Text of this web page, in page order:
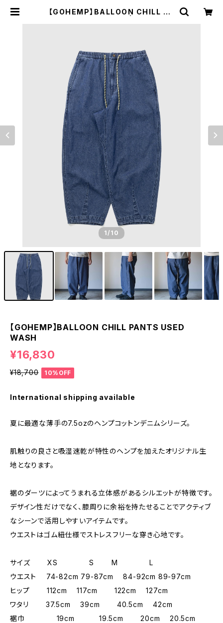
【GOHEMP】BALLOON CHILL PA
1/10
【GOHEMP】BALLOON CHILL PANTS USED
WASH
¥16,830
¥18,700 10%OFF
International shipping available
夏に最適な薄手の7.5ozのヘンプコットンデニムシリーズ。
肌触りの良さと吸湿速乾が特性のヘンプを加えたオリジナル生
地となります。
裾のダーツによってうまれる立体感があるシルエットが特徴です。
デザイン性だけでなく、膝周りに余裕を持たせることでアクティブ
なシーンで活用しやすいアイテムです。
ウエストはゴム紐仕様でストレスフリーな穿き心地です。
サイズ XS S M L
ウエスト 74-82cm 79-87cm 84-92cm 89-97cm
ヒップ 112cm 117cm 122cm 127cm
ワタリ 37.5cm 39cm 40.5cm 42cm
裾巾 19cm 19.5cm 20cm 20.5cm